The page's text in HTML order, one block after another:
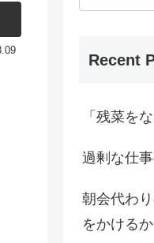
Recent
「残菜を
過剰な仕
朝会代わ
をかけるか